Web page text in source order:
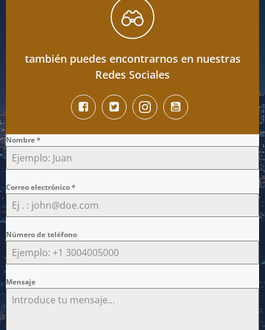
también puedes encontrarnos en nuestras
Redes Sociales
Nombre*
Correo electrónico*
Número de teléfono
Mensaje